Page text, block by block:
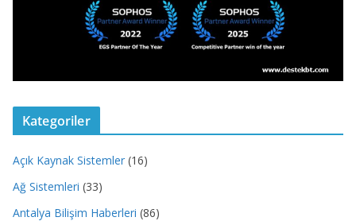
Kategoriler
Açık Kaynak Sistemler (16)
Ağ Sistemleri (33)
Antalya Bilişim Haberleri (86)